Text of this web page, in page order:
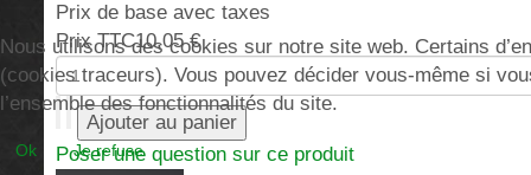
Prix de base avec taxes
Prix TTC10,05 €
Poser une question sur ce produit
Nous utilisons des cookies sur notre site web. Certains
(cookies traceurs). Vous pouvez décider vous-même si
l’ensemble des fonctionnalités du site.
Ok Je refuse